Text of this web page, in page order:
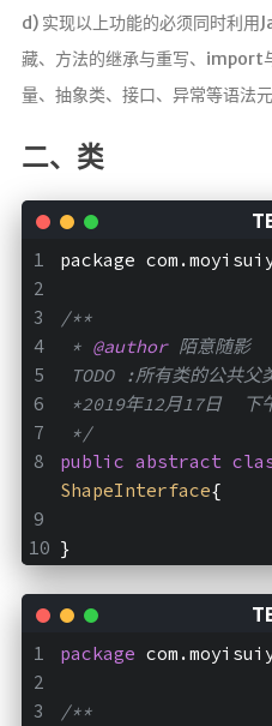
d) 实现以上功能的必须同时利用
藏、方法的继承与重写、import
量、抽象类、接口、异常等语法元
二、类
package
/**
* @author 陌意随影
TODO :所有类的公共父
*2019年12月17日  下
*/
public abstract
ShapeInterface{
}
package
/**
友情链接